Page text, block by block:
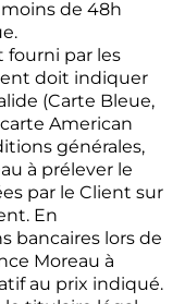
de 48h
fourni par les
doit indiquer
(Carte Bleue,
American
générales,
à prélever le
par le Client sur
En
bancaires lors de
Moreau à
au prix indiqué.